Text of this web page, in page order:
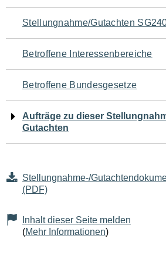
Navigation
für
den
Seiteninhalt
Stellungnahme/Gutachten
Betroffene Interessenbereiche
Betroffene Bundesgesetze
Aufträge zu dieser
Gutachten
Stellungnahme-/
(PDF)
Inhalt dieser Seite melden
(Mehr Informationen)